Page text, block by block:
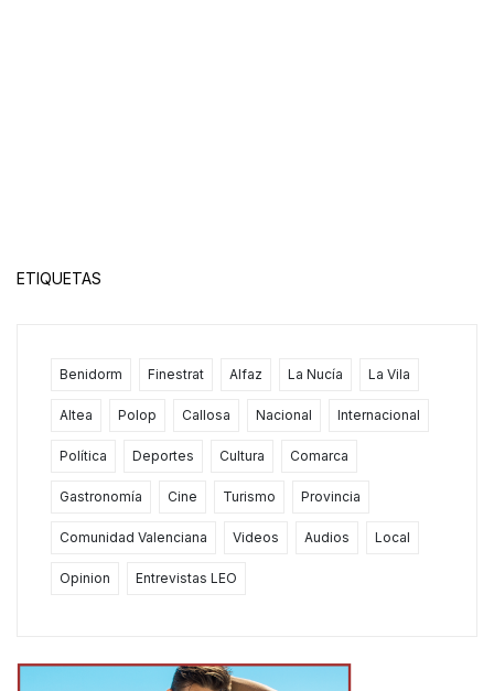
ETIQUETAS
Benidorm Finestrat Alfaz La Nucía La Vila
Altea Polop Callosa Nacional Internacional
Política Deportes Cultura Comarca
Gastronomía Cine Turismo Provincia
Comunidad Valenciana Videos Audios Local
Opinion Entrevistas LEO